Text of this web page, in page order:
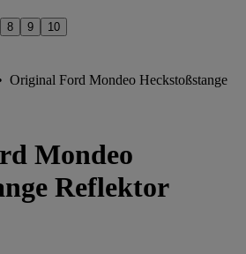
8 9 10
Original Ford Mondeo Heckstoßstange
Mondeo
Reflektor